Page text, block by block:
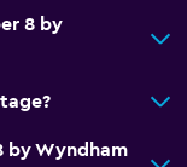
8 by
by Wyndham